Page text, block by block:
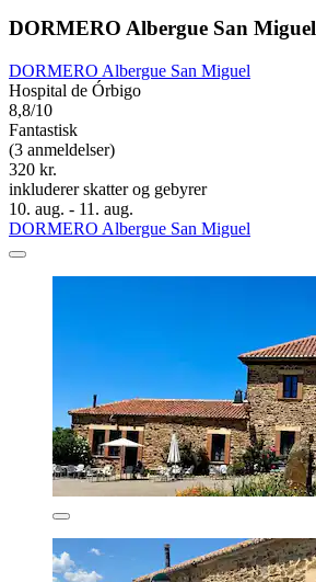
DORMERO Albergue San Miguel
DORMERO Albergue San Miguel
Hospital de Órbigo
8,8/10
Fantastisk
(3 anmeldelser)
320 kr.
inkluderer skatter og gebyrer
10. aug. - 11. aug.
DORMERO Albergue San Miguel